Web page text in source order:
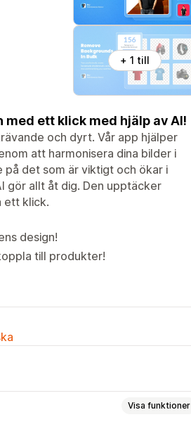
+ 1 till
ett klick med hjälp av AI!
och dyrt. Vår app hjälper
att harmonisera dina bilder i
det som är viktigt och ökar i
gör allt åt dig. Den upptäcker
ett klick.
design!
till produkter!
Visa funktioner